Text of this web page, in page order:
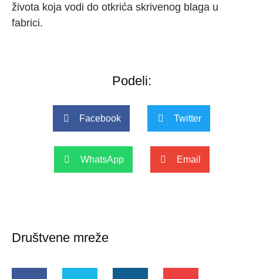
života koja vodi do otkrića skrivenog blaga u
fabrici.
Podeli:
Facebook Twitter
WhatsApp Email
Društvene mreže